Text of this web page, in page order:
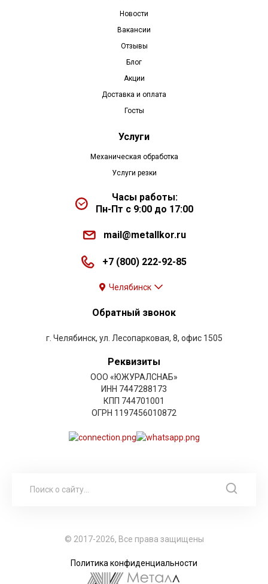
Новости
Вакансии
Отзывы
Блог
Акции
Доставка и оплата
Госты
Услуги
Механическая обработка
Услуги резки
Часы работы:
Пн-Пт с 9:00 до 17:00
mail@metallkor.ru
+7 (800) 222-92-85
Челябинск
Обратный звонок
г. Челябинск, ул. Лесопарковая, 8, офис 1505
Реквизиты
ООО «ЮЖУРАЛСНАБ»
ИНН 7447288173
КПП 744701001
ОГРН 1197456010872
© 2017-2026, Все права защищены
Политика конфиденциальности